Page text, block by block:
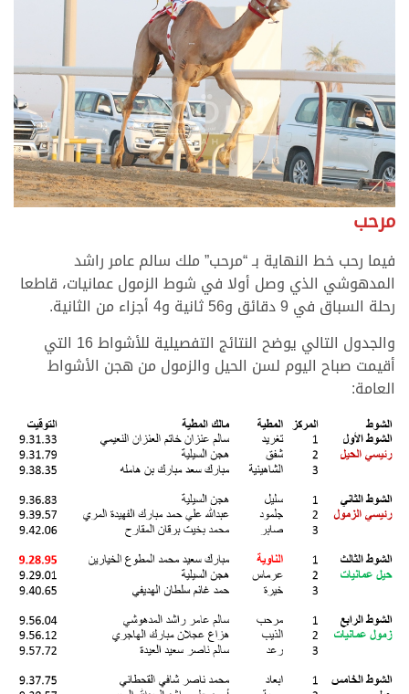
مرحب
فيما رحب خط النهاية بـ “مرحب” ملك سالم عامر راشد
المدهوشي الذي وصل أولا في شوط الزمول عمانيات، قاطعا
رحلة السباق في 9 دقائق و56 ثانية و4 أجزاء من الثانية.
والجدول التالي يوضح النتائج التفصيلية للأشواط 16 التي
أقيمت صباح اليوم لسن الحيل والزمول من هجن الأشواط
العامة: